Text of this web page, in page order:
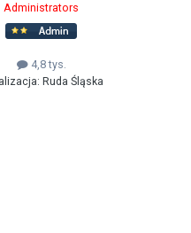
Administrators
4,8 tys.
Ruda Śląska